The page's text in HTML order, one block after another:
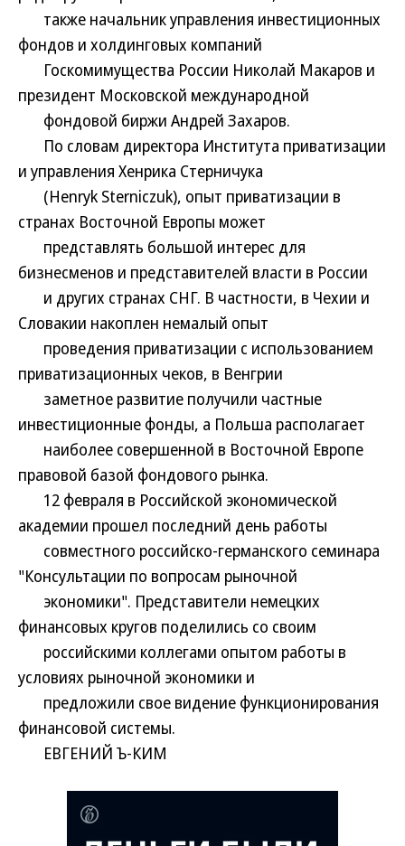
также начальник управления инвестиционных
фондов и холдинговых компаний
Госкомимущества России Николай Макаров и
президент Московской международной
фондовой биржи Андрей Захаров.
По словам директора Института приватизации
и управления Хенрика Стерничука
(Henryk Sterniczuk), опыт приватизации в
странах Восточной Европы может
представлять большой интерес для
бизнесменов и представителей власти в России
и других странах СНГ. В частности, в Чехии и
Словакии накоплен немалый опыт
проведения приватизации с использованием
приватизационных чеков, в Венгрии
заметное развитие получили частные
инвестиционные фонды, а Польша располагает
наиболее совершенной в Восточной Европе
правовой базой фондового рынка.
12 февраля в Российской экономической
академии прошел последний день работы
совместного российско-германского семинара
"Консультации по вопросам рыночной
экономики". Представители немецких
финансовых кругов поделились со своим
российскими коллегами опытом работы в
условиях рыночной экономики и
предложили свое видение функционирования
финансовой системы.
ЕВГЕНИЙ Ъ-КИМ